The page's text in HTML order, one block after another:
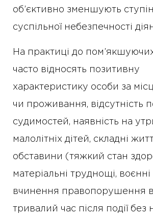
об’єктивно зменшують
суспільної небезпечності
На практиці до
часто відносять позитивну
характеристику особи за
чи проживання, відсутність
судимостей, наявність на
малолітніх дітей, складні
обставини (тяжкий стан
матеріальні труднощі,
вчинення правопорушення
тривалий час після події без